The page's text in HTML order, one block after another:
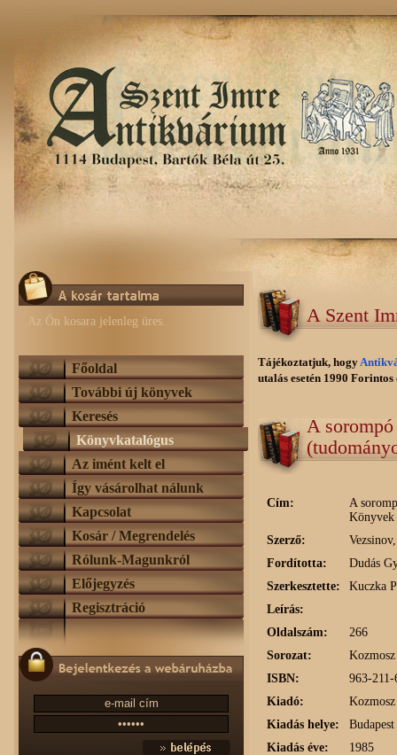
Az Ön kosara jelenleg üres.
Főoldal
További új könyvek
Keresés
Könyvkatalógus
Az imént kelt el
Így vásárolhat nálunk
Kapcsolat
Kosár / Megrendelés
Rólunk-Magunkról
Előjegyzés
Regisztráció
A Szent
Tájékoztatjuk, hogy
utalás esetén 1990
A
Cím:
A
Könyvek
Szerző:
Fordította:
Dudás
Szerkesztette:
Kuczka
Leírás:
Oldalszám:
266
Sorozat:
ISBN:
963-
Kiadó:
Kiadás helye:
Budapest
Kiadás éve:
1985